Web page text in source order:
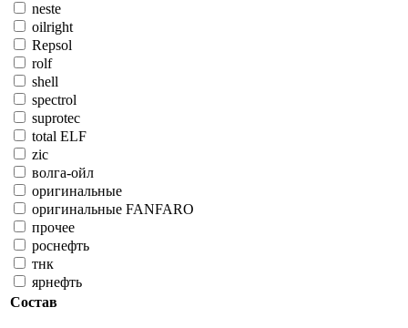
neste
oilright
Repsol
rolf
shell
spectrol
suprotec
total ELF
zic
волга-ойл
оригинальные
оригинальные FANFARO
прочее
роснефть
тнк
ярнефть
Состав